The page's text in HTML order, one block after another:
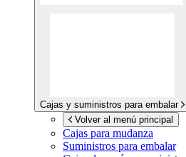
Cajas y suministros para embalar
Volver al menú principal
Cajas para mudanza
Suministros para embalar